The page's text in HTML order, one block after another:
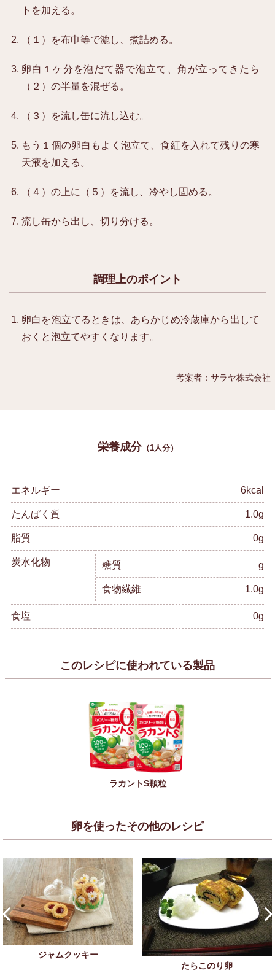
トを加える。
（１）を布巾等で漉し、煮詰める。
卵白１ケ分を泡だて器で泡立て、角が立ってきたら
（２）の半量を混ぜる。
（３）を流し缶に流し込む。
もう１個の卵白もよく泡立て、食紅を入れて残りの寒
天液を加える。
（４）の上に（５）を流し、冷やし固める。
流し缶から出し、切り分ける。
調理上のポイント
卵白を泡立てるときは、あらかじめ冷蔵庫から出して
おくと泡立てやすくなります。
考案者：サラヤ株式会社
栄養成分（1人分）
エネルギー 6kcal
たんぱく質 1.0g
脂質 0g
炭水化物 糖質 g
食物繊維 1.0g
食塩 0g
このレシピに使われている製品
ラカントS顆粒
卵を使ったその他のレシピ
ジャムクッキー
たらこのり卵